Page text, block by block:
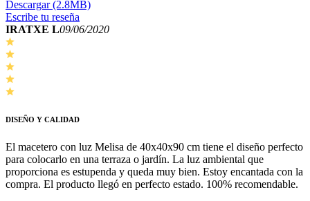
Descargar (2.8MB)
Escribe tu reseña
IRATXE L09/06/2020
DISEÑO Y CALIDAD
El macetero con luz Melisa de 40x40x90 cm tiene el diseño perfecto
para colocarlo en una terraza o jardín. La luz ambiental que
proporciona es estupenda y queda muy bien. Estoy encantada con la
compra. El producto llegó en perfecto estado. 100% recomendable.